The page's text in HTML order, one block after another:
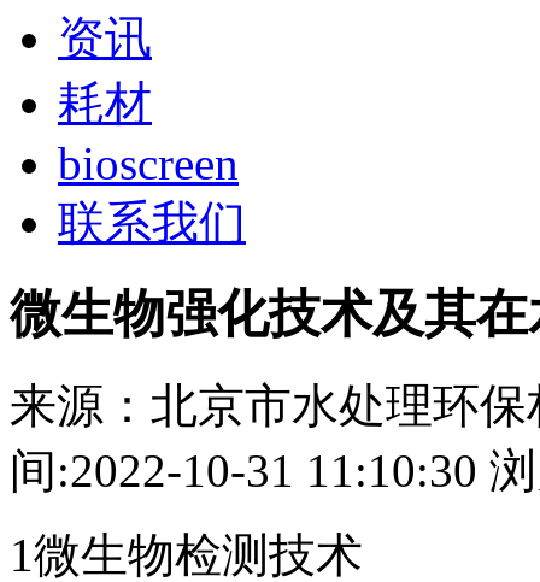
资讯
耗材
bioscreen
联系我们
微生物强化技术及其
来源： 北京市水处理环
间:2022-10-31 11:10:30
1微生物检测技术